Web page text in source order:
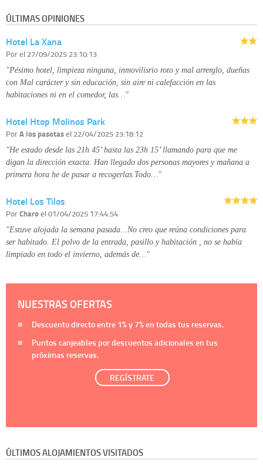
Derechos:tiene derecho a saber qué información tenemos sobre usted,
disponible en nuestra página web.
Información complementaria:
ÚLTIMAS OPINIONES
Hotel La Xana
Porel 27/09/2025 23:10:13
"Pésimo hotel, limpieza ninguna, inmovilisrio roto y mal arrerglo, dueñas
con Mal carácter y sin educación, sin aire ni calefacción en las
habitaciones ni en el comedor, las…"
Hotel Htop Molinos Park
PorA los pasotasel 22/04/2025 23:18:12
"He estado desde las 21h 45’ hasta las 23h 15’ llamando para que me
digan la dirección exacta. Han llegado dos personas mayores y mañana a
primera hora he de pasar a recogerlas.Todo…"
Hotel Los Tilos
PorCharoel 01/04/2025 17:44:54
"Estuve alojada la semana pasada...No creo que reúna condiciones para
ser habitado. El polvo de la entrada, pasillo y habitación , no se había
limpiado en todo el invierno, además de…"
NUESTRAS OFERTAS
Descuento directo entre 1%y 7%en todas tus reservas.
Puntos canjeables por descuentos adicionales en tus
próximas reservas.
REGÍSTRATE
ÚLTIMOS ALOJAMIENTOS VISITADOS